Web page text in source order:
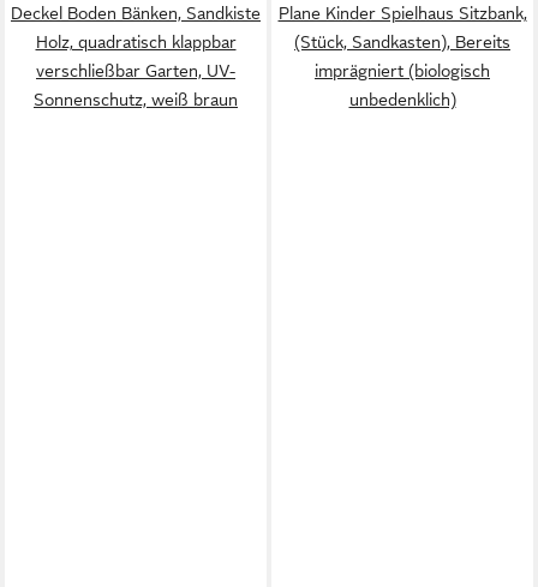
Deckel Boden Bänken, Sandkiste
Holz, quadratisch klappbar
verschließbar Garten, UV-
Sonnenschutz, weiß braun
Plane Kinder Spielhaus Sitzbank,
(Stück, Sandkasten), Bereits
imprägniert (biologisch
unbedenklich)